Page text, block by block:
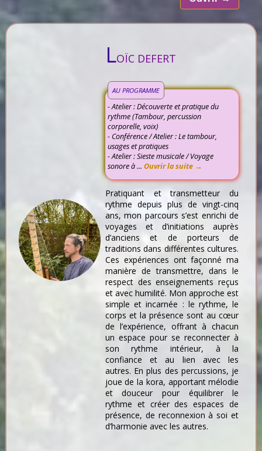
LOÏC DEFERT
AU PROGRAMME
- Atelier : Découverte et pratique du
rythme (Tambour, percussion
corporelle, voix)
- Conférence / Atelier : Le tambour,
usages et pratiques
- Atelier : Sieste musicale / Voyage
sonore à ... Ouvrir la suite →
Pratiquant et transmetteur du
rythme depuis plus de vingt-cinq
ans, mon parcours s’est enrichi de
voyages et d’initiations auprès
d’anciens et de porteurs de
traditions dans différentes cultures.
Ces expériences ont façonné ma
manière de transmettre, dans le
respect des enseignements reçus
et avec humilité. Mon approche est
simple et incarnée : le rythme, le
corps et la présence sont au cœur
de l’expérience, offrant à chacun
un espace pour se reconnecter à
son rythme intérieur, à la
confiance et au lien avec les
autres. En plus des percussions, je
joue de la kora, apportant mélodie
et douceur pour équilibrer le
rythme et créer des espaces de
présence, de reconnexion à soi et
d’harmonie avec les autres.